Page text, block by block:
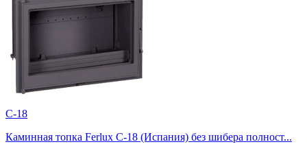
C-18
Каминная топка Ferlux C-18 (Испания) без шибера полност...